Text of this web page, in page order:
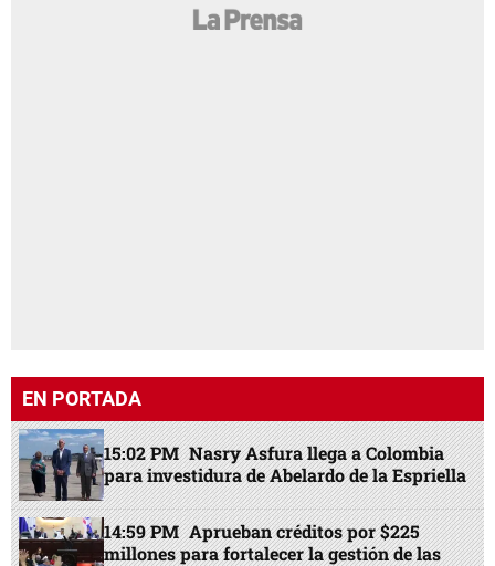
EN PORTADA
15:02 PM Nasry Asfura llega a Colombia
para investidura de Abelardo de la Espriella
14:59 PM Aprueban créditos por $225
millones para fortalecer la gestión de las